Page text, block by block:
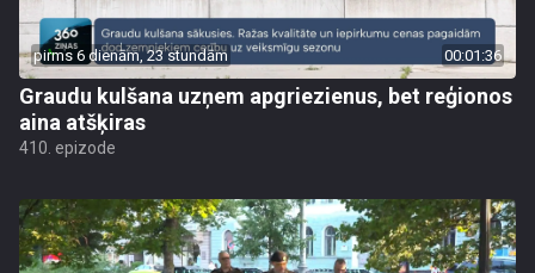
pirms 6 dienām, 23 stundām 00:01:36
Graudu kulšana uzņem apgriezienus, bet reģionos
aina atšķiras
410. epizode